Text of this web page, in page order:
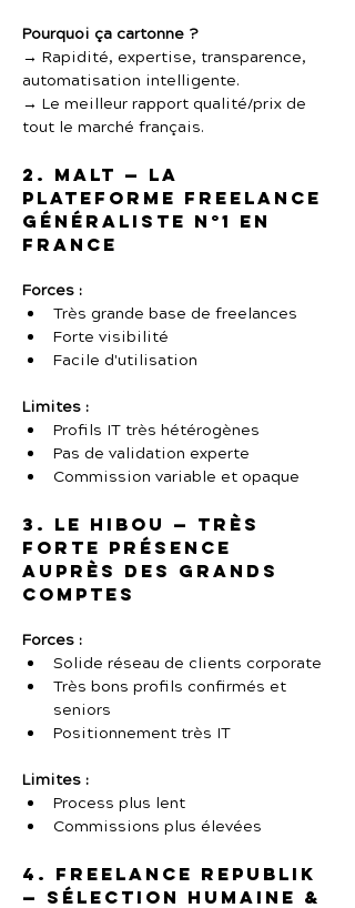
Pourquoi ça cartonne ?
→ Rapidité, expertise, transparence,
automatisation intelligente.
→ Le meilleur rapport qualité/prix de
tout le marché français.
2. Malt — La
plateforme freelance
généraliste n°1 en
France
Forces :
Très grande base de freelances
Forte visibilité
Facile d'utilisation
Limites :
Profils IT très hétérogènes
Pas de validation experte
Commission variable et opaque
3. Le Hibou — Très
forte présence
auprès des grands
comptes
Forces :
Solide réseau de clients corporate
Très bons profils confirmés et
seniors
Positionnement très IT
Limites :
Process plus lent
Commissions plus élevées
4. Freelance Republik
— Sélection humaine &